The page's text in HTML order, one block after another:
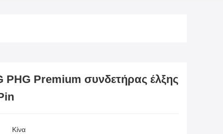
PHG Premium συνδετήρας έλξης
Κίνα